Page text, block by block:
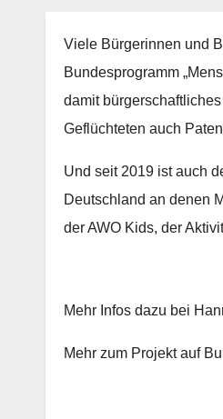
Viele Bürgerinnen und
Bundesprogramm
damit
Geflüchteten auch
Und seit 2019 ist auch
Deutschland an denen
der AWO Kids, der
Mehr Infos dazu bei
Mehr zum Projekt auf